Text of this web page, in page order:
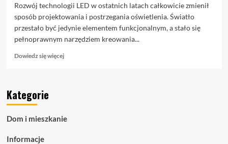
Rozwój technologii LED w ostatnich latach całkowicie zmienił
sposób projektowania i postrzegania oświetlenia. Światło
przestało być jedynie elementem funkcjonalnym, a stało się
pełnoprawnym narzędziem kreowania...
Dowiedz się więcejDowiedz
–
Kategorie
Dom i mieszkanie
Informacje